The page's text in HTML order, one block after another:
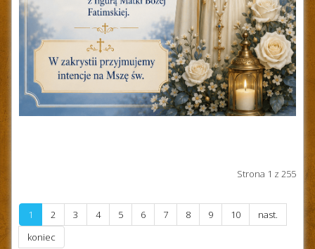
Strona 1 z 255
1 2 3 4 5 6 7 8 9 10
nast.
koniec